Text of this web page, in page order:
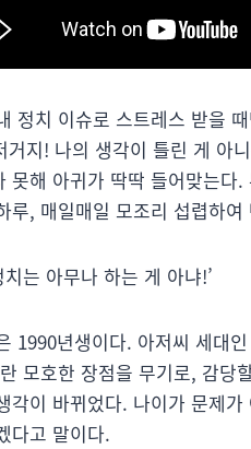
정치 이슈로 스트레스 받을
거지! 나의 생각이 틀린 게 아
못해 아귀가 딱딱 들어맞는
루, 매일매일 모조리 섭렵하
치는 아무나 하는 게 아냐!’
1990년생이다. 아저씨 세대
란 모호한 장점을 무기로, 감
각이 바뀌었다. 나이가 문제
다고 말이다.